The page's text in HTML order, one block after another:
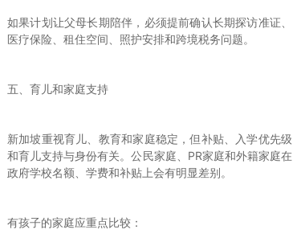
如果计划让父母长期陪伴，必须提前确认长期探访准证、
医疗保险、租住空间、照护安排和跨境税务问题。
五、育儿和家庭支持
新加坡重视育儿、教育和家庭稳定，但补贴、入学优先级
和育儿支持与身份有关。公民家庭、PR家庭和外籍家庭在
政府学校名额、学费和补贴上会有明显差别。
有孩子的家庭应重点比较：